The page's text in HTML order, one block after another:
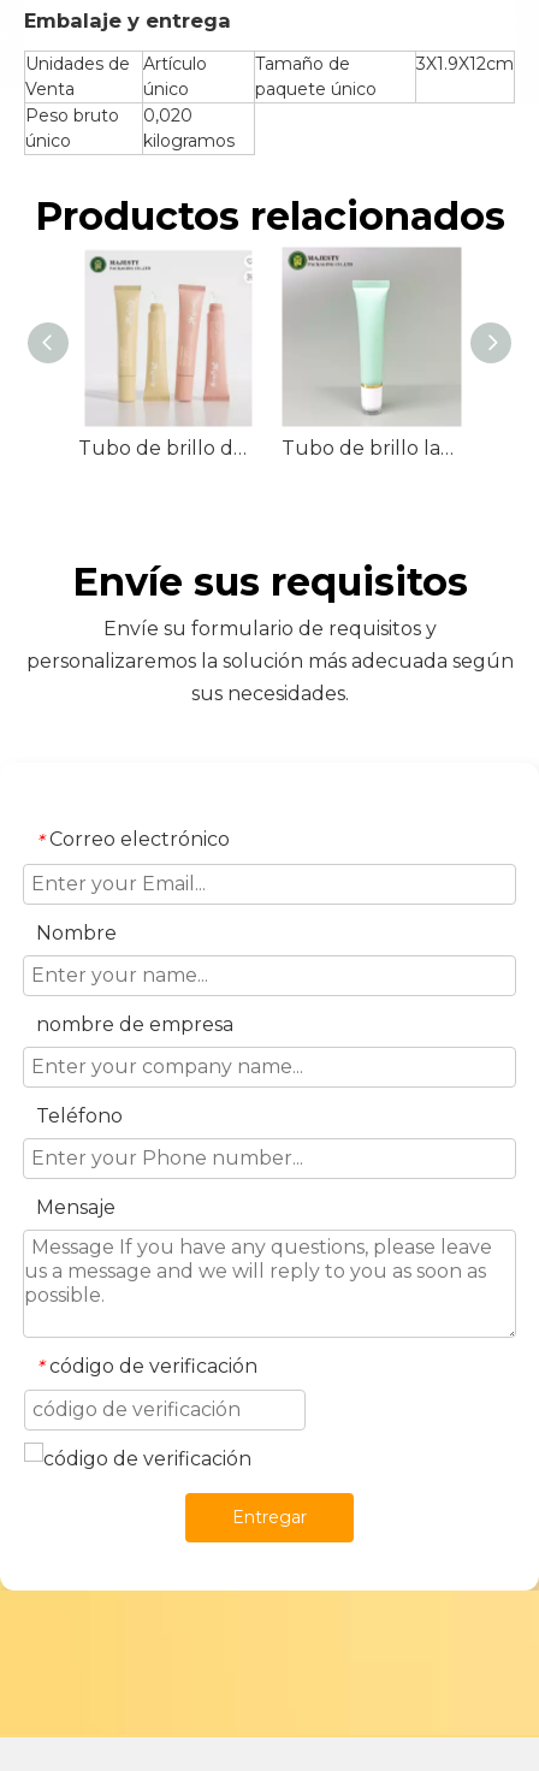
Embalaje y entrega
Unidades de
Venta
Artículo
único
Tamaño de
paquete único
3X1.9X12cm
Peso bruto
único
0,020
kilogramos
Productos relacionados
Tubo de brillo de labios PCR ecológico de 10g-25g con punta inclinada, embalaje de cuidado de la piel PBL mate de lujo para bálsamo labial, logotipo personalizado de 19mm Tubo de brillo labial con tubo cosmético de 10-25 ml con aplicador de silicona
Envíe sus requisitos
Envíe su formulario de requisitos y
personalizaremos la solución más adecuada según
sus necesidades.
* Correo electrónico
Nombre
nombre de empresa
Teléfono
Mensaje
* código de verificación
Entregar